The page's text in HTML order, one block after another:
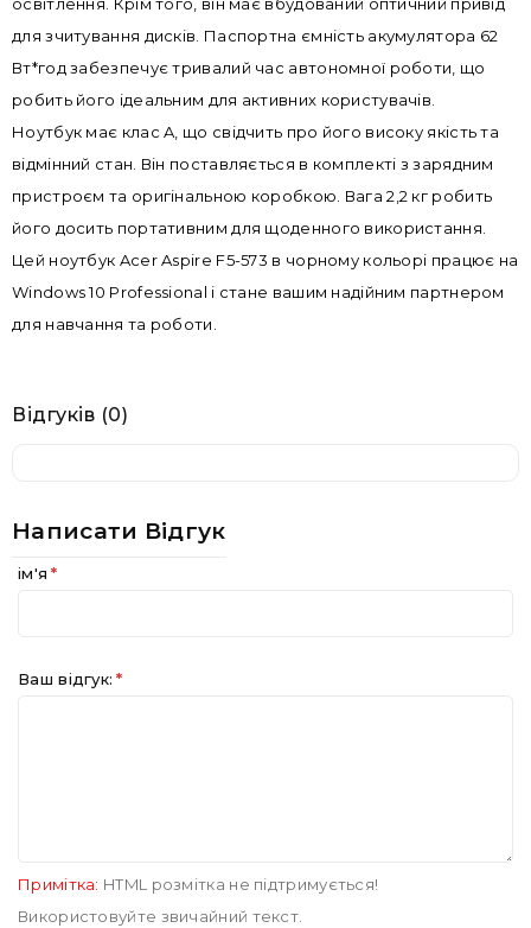
освітлення. Крім того, він має вбудований оптичний привід
для зчитування дисків. Паспортна ємність акумулятора 62
Вт*год забезпечує тривалий час автономної роботи, що
робить його ідеальним для активних користувачів.
Ноутбук має клас A, що свідчить про його високу якість та
відмінний стан. Він поставляється в комплекті з зарядним
пристроєм та оригінальною коробкою. Вага 2,2 кг робить
його досить портативним для щоденного використання.
Цей ноутбук Acer Aspire F5-573 в чорному кольорі працює на
Windows 10 Professional і стане вашим надійним партнером
для навчання та роботи.
Відгуків (0)
Написати Відгук
ім'я
Ваш відгук:
Примітка: HTML розмітка не підтримується!
Використовуйте звичайний текст.